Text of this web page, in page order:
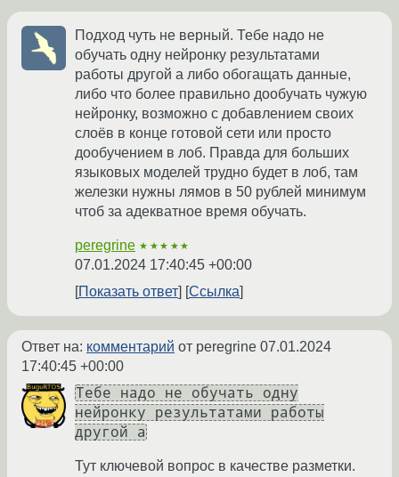
Подход чуть не верный. Тебе надо не
обучать одну нейронку результатами
работы другой а либо обогащать данные,
либо что более правильно дообучать чужую
нейронку, возможно с добавлением своих
слоёв в конце готовой сети или просто
дообучением в лоб. Правда для больших
языковых моделей трудно будет в лоб, там
железки нужны лямов в 50 рублей минимум
чтоб за адекватное время обучать.
peregrine ★★★★★
07.01.2024 17:40:45 +00:00
Показать ответ
Ссылка
Ответ на: комментарий от peregrine 07.01.2024
17:40:45 +00:00
Тебе надо не обучать одну
нейронку результатами работы
другой а
Тут ключевой вопрос в качестве разметки.